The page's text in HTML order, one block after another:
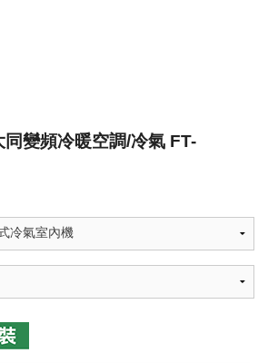
變頻冷暖空調/冷氣 FT-